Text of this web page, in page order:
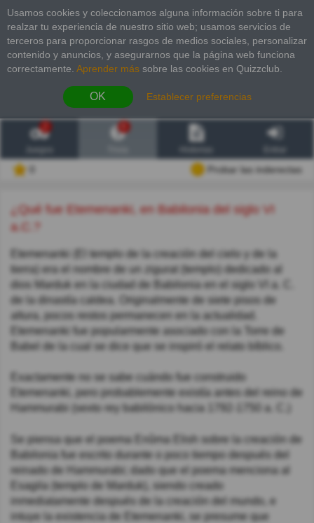
Usamos cookies y coleccionamos alguna información sobre ti para
realzar tu experiencia de nuestro sitio web; usamos servicios de
terceros para proporcionar rasgos de medios sociales, personalizar
contenido y anuncios, y asegurarnos que la página web funciona
correctamente. Aprender más sobre las cookies en Quizzclub.
OK Establecer preferencias
2
Probar las inderectas
¿Qué fue Etemenanki, en Babilonia del siglo VI
a.C.?
Etemenanki (El templo de la creación del cielo y de la
tierra) era el nombre de un zigurat (templo) dedicado al
dios Marduk en la ciudad de Babilonia en el siglo VI a. C.
de la dinastía caldea. Originalmente de siete pisos de
altura, pocos restos permanecen en la actualidad.
Etemenanki fue popularmente asociado con la Torre de
Babel de la cual se dice que se inspiró el relato bíblico.
Exactamente no se sabe cuándo fue construido
Etemenanki, pero probablemente existía antes del reino de
Hammurabi (sexto rey babilónico hacia 1792-1750 a. C.)
Se piensa que el poema Enûma Elish sobre la creación de
Babilonia fue escrito durante o poco tiempo después del
reinado de Hammurabi; dado que el poema menciona al
Esagila (templo de Marduk), siendo creado
inmediatamente después de la creación del mundo, e
intuye la existencia de Etemenanki, se presume que